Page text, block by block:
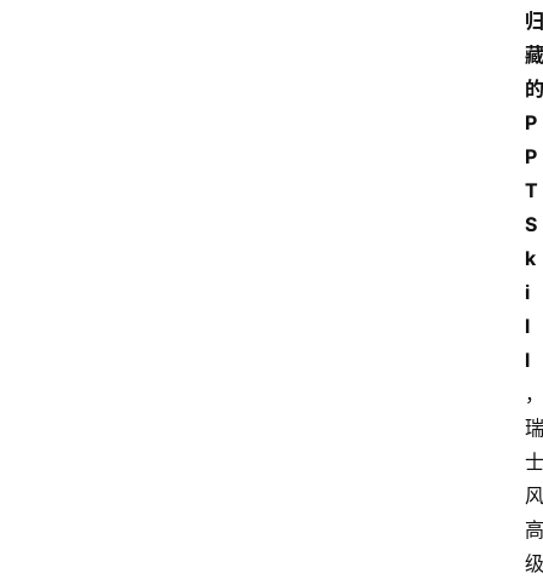
归
藏
的
P
P
T
S
k
i
l
l
，
瑞
士
风
高
级